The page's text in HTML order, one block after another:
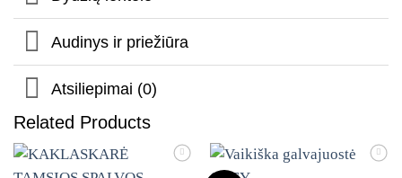
Audinys ir priežiūra
Atsiliepimai (0)
Related Products